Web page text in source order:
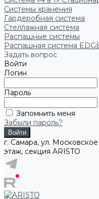
Системы хранения
Гардеробная система
Стеллажная система
Распашные системы
Распашная система
Задать вопрос
Войти
Логин
Пароль
Запомнить меня
Забыли пароль?
г. Самара, ул.
этаж, секция ARISTO